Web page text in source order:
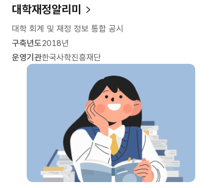
대학재정알리미
대학 회계 및 재정 정보 통합 공시
구축년도2018년
운영기관한국사학진흥재단